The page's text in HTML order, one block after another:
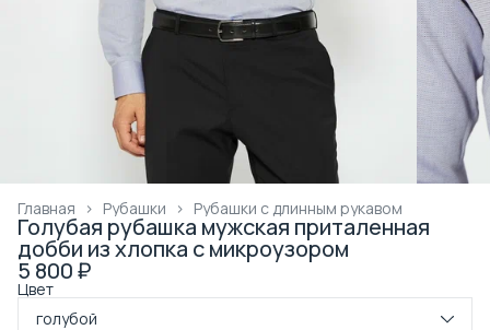
Рубашки с длинным рукавом
Рубашки ›
Главная ›
Голубая рубашка мужская приталенная
добби из хлопка с микроузором
5 800 ₽
Цвет
голубой